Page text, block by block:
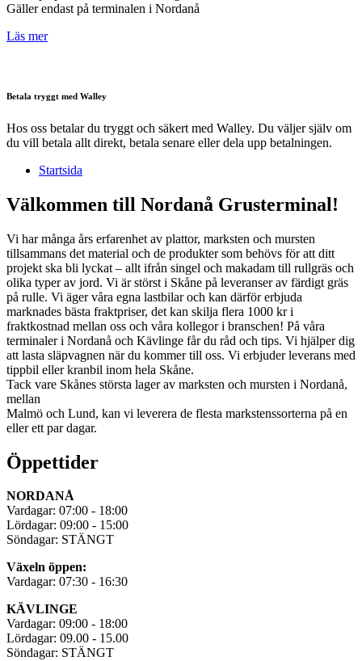
Gäller endast på terminalen i Nordanå
Läs mer
Betala tryggt med Walley
Hos oss betalar du tryggt och säkert med Walley. Du väljer själv om
du vill betala allt direkt, betala senare eller dela upp betalningen.
Startsida
Välkommen till Nordanå Grusterminal!
Vi har många års erfarenhet av plattor, marksten och mursten
tillsammans det material och de produkter som behövs för att ditt
projekt ska bli lyckat – allt ifrån singel och makadam till rullgräs och
olika typer av jord. Vi är störst i Skåne på leveranser av färdigt gräs
på rulle. Vi äger våra egna lastbilar och kan därför erbjuda
marknades bästa fraktpriser, det kan skilja flera 1000 kr i
fraktkostnad mellan oss och våra kollegor i branschen! På våra
terminaler i Nordanå och Kävlinge får du råd och tips. Vi hjälper dig
att lasta släpvagnen när du kommer till oss. Vi erbjuder leverans med
tippbil eller kranbil inom hela Skåne.
Tack vare Skånes största lager av marksten och mursten i Nordanå,
mellan
Malmö och Lund, kan vi leverera de flesta markstenssorterna på en
eller ett par dagar.
Öppettider
NORDANÅ
Vardagar: 07:00 - 18:00
Lördagar: 09:00 - 15:00
Söndagar: STÄNGT
Växeln öppen:
Vardagar: 07:30 - 16:30
KÄVLINGE
Vardagar: 09:00 - 18:00
Lördagar: 09.00 - 15.00
Söndagar: STÄNGT